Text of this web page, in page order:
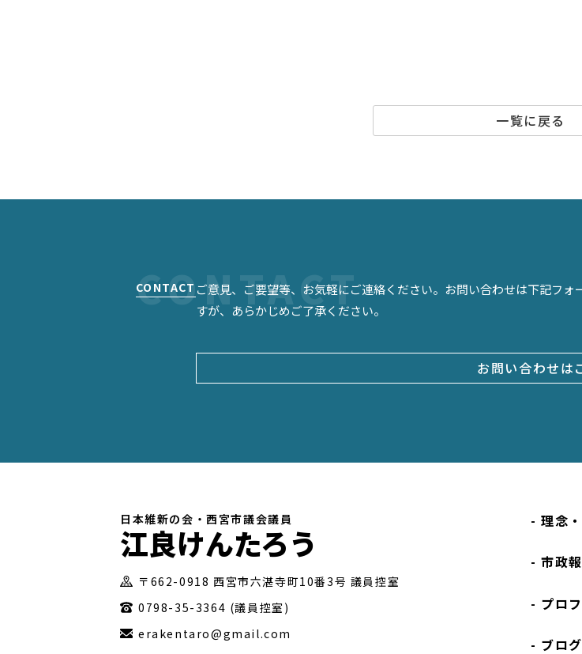
一覧に戻る
CONTACT ご意見、ご要望等、お気軽にご連絡ください。お問い合わせは下記フ
すが、あらかじめご了承ください。
お問い合わせは
日本維新の会・西宮市議会議員
江良けんたろう
〒662-0918 西宮市六湛寺町10番3号 議員控室
0798-35-3364 (議員控室)
erakentaro@gmail.com
- 理念
- 市政
- プロ
- ブログ